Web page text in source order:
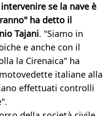
se la nave è
ha detto il
Tajani. "Siamo in
e anche con il
la Cirenaica" ha
italiane alla
effettuati controlli